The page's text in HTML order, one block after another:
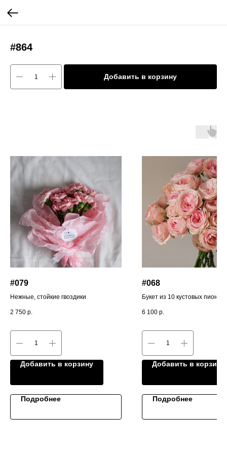
#864
Добавить в корзину
#079
Нежные, стойкие гвоздики
2 750 р.
Добавить в корзину
Подробнее
#068
Букет из 10 кустовых
6 100 р.
Добавить в корзину
Подробнее